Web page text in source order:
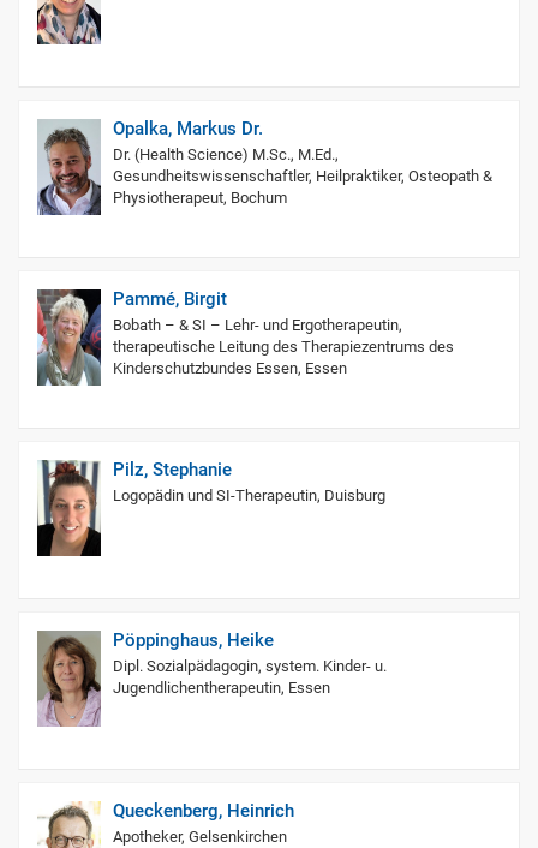
Opalka, Markus Dr.
Dr. (Health Science) M.Sc., M.Ed.,
Gesundheitswissenschaftler, Heilpraktiker, Osteopath &
Physiotherapeut, Bochum
Pammé, Birgit
Bobath – & SI – Lehr- und Ergotherapeutin,
therapeutische Leitung des Therapiezentrums des
Kinderschutzbundes Essen, Essen
Pilz, Stephanie
Logopädin und SI-Therapeutin, Duisburg
Pöppinghaus, Heike
Dipl. Sozialpädagogin, system. Kinder- u.
Jugendlichentherapeutin, Essen
Queckenberg, Heinrich
Apotheker, Gelsenkirchen